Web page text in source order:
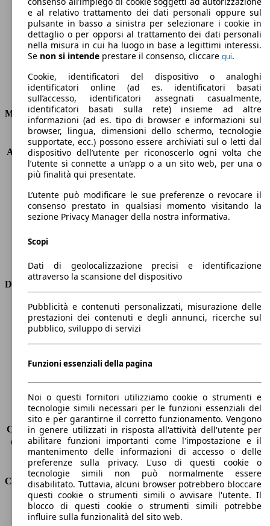
Emissioni di CO2 (combinato)*
Consumi
Motore e Prestazioni
KW (PS)
110 kW (150 PS)
Accelerazione (0-100 km/h)
10.4s
Velocità massima (km/h)
208 km/h
Numero di marce
6
Coppia
340 nm
Cilindrata
1749 ccm
Carburante
Diesel
Trasmissione
Dimensioni
Lunghezza
4410 mm
Altezza
1650 mm
Larghezza
Peso massimo
-
Sedili
5
Carico sul tetto
-
Capacità di traino (senza freni) -
Capacità di traino (con freni)
-
Volume del bagagliaio
572 - 2618 l
Consumi
Emissioni di CO2*
127 g/km (komb.)
Consumo (urbano)
5.7 l/100km
e al relativo trattamento dei dati personali oppure sul
pulsante in basso a sinistra per selezionare i cookie in
dettaglio o per opporsi al trattamento dei dati personali
nella misura in cui ha luogo in base a legittimi interessi.
Se non si intende prestare il consenso, cliccare qui.
Cookie, identificatori del dispositivo o analoghi
identificatori online (ad es. identificatori basati
sull’accesso, identificatori assegnati casualmente,
identificatori basati sulla rete) insieme ad altre
informazioni (ad es. tipo di browser e informazioni sul
browser, lingua, dimensioni dello schermo, tecnologie
supportate, ecc.) possono essere archiviati sul o letti dal
dispositivo dell’utente per riconoscerlo ogni volta che
l’utente si connette a un’app o a un sito web, per una o
più finalità qui presentate.
L’utente può modificare le sue preferenze o revocare il
consenso prestato in qualsiasi momento visitando la
sezione Privacy Manager della nostra informativa.
Scopi
Dati di geolocalizzazione precisi e identificazione
attraverso la scansione del dispositivo
Pubblicità e contenuti personalizzati, misurazione delle
prestazioni dei contenuti e degli annunci, ricerche sul
pubblico, sviluppo di servizi
Funzioni essenziali della pagina
Noi o questi fornitori utilizziamo cookie o strumenti e
tecnologie simili necessari per le funzioni essenziali del
sito e per garantirne il corretto funzionamento. Vengono
in genere utilizzati in risposta all'attività dell'utente per
abilitare funzioni importanti come l'impostazione e il
mantenimento delle informazioni di accesso o delle
preferenze sulla privacy. L'uso di questi cookie o
tecnologie simili non può normalmente essere
disabilitato. Tuttavia, alcuni browser potrebbero bloccare
questi cookie o strumenti simili o avvisare l'utente. Il
blocco di questi cookie o strumenti simili potrebbe
influire sulla funzionalità del sito web.